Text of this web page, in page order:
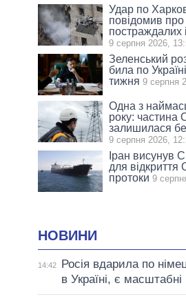
Удар по
повідомив про
постраждалих
9 серпня 2026,
Зеленський
била по
тижня 9 серпня
Одна з
року: частина
залишилася
9 серпня 2026,
Іран висунув
для відкриття
протоки 9
НОВИНИ
14:42
Росія вдарила по
в Україні, є